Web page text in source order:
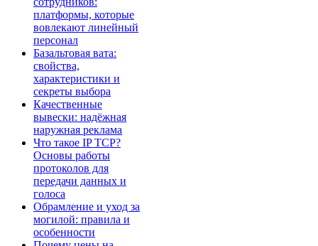
платформы, которые
вовлекают линейный
персонал
Базальтовая вата:
свойства,
характеристики и
секреты выбора
Качественные
вывески: надёжная
наружная реклама
Что такое IP TCP?
Основы работы
протоколов для
передачи данных и
голоса
Обрамление и уход за
могилой: правила и
особенности